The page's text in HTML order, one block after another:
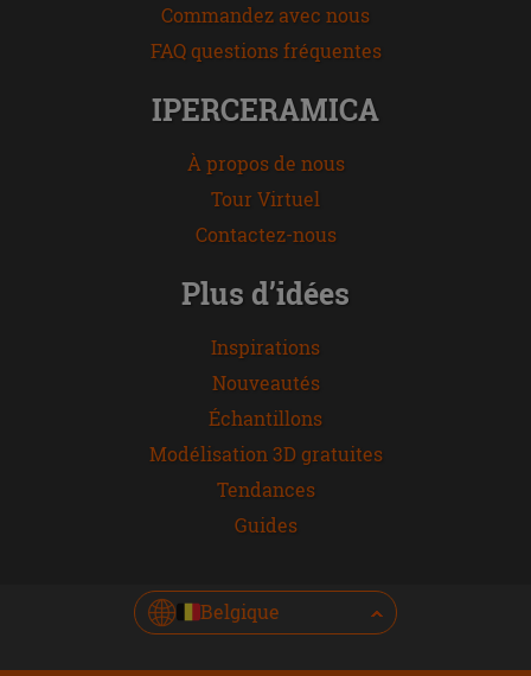
Commandez avec nous
FAQ questions fréquentes
IPERCERAMICA
À propos de nous
Tour Virtuel
Contactez-nous
Plus d’idées
Inspirations
Nouveautés
Échantillons
Modélisation 3D gratuites
Tendances
Guides
Belgique